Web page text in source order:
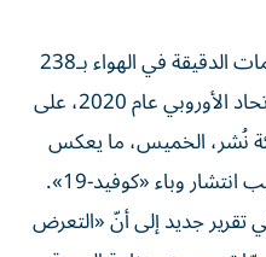
تسبّب التلوث الناجم عن الجسيمات الدقيقة في الهواء بـ238
ألف حالة وفاة مبكرة في دول الاتحاد الأوروبي عام 2020، على
نُشر، الخميس، ما يعكس
تقرير جديد إلى أنّ «التعرض